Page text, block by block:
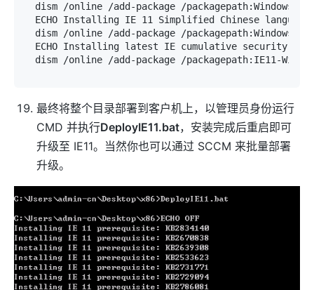
dism /online /add-package /
ECHO Installing IE 11 Simplified Chinese language
dism /online /add-package /
ECHO Installing latest IE cumulative security
最终将整个目录部署到客户机上，以管理员身份运行
CMD 并执行DeployIE11.bat，安装完成后重启即可
升级至 IE11。当然你也可以通过 SCCM 来批量部署
升级。